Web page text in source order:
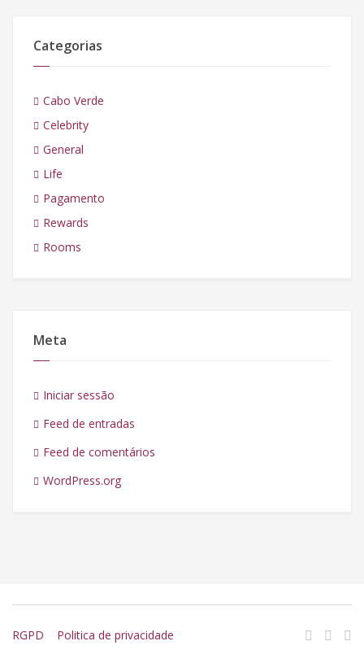
Categorias
Cabo Verde
Celebrity
General
Life
Pagamento
Rewards
Rooms
Meta
Iniciar sessão
Feed de entradas
Feed de comentários
WordPress.org
RGPD Politica de privacidade